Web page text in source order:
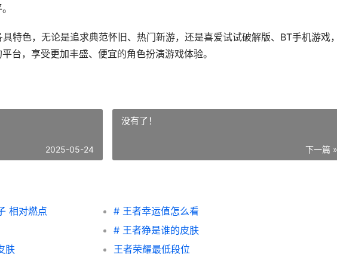
特色，无论是追求典范怀旧、热门新游，还是喜爱试试破解版、BT手机游戏
台，享受更加丰盛、便宜的角色扮演游戏体验。
2025-05-24
没有了！
下一篇 »
相对燃点
# 王者幸运值怎么看
# 王者狰是谁的皮肤
肤
王者荣耀最低段位